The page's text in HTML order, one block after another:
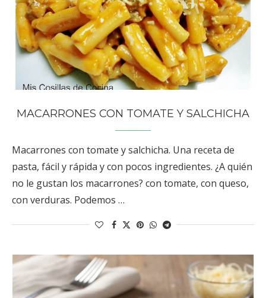
MACARRONES CON TOMATE Y SALCHICHA
Macarrones con tomate y salchicha. Una receta de
pasta, fácil y rápida y con pocos ingredientes. ¿A quién
no le gustan los macarrones? con tomate, con queso,
con verduras. Podemos …